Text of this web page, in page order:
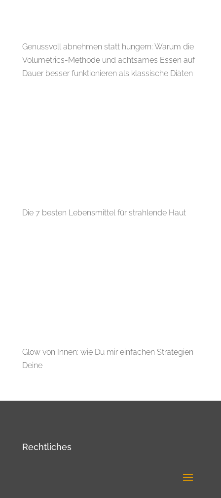
Genussvoll abnehmen statt hungern: Warum die
Volumetrics-Methode und achtsames Essen auf
Dauer besser funktionieren als klassische Diäten
Die 7 besten Lebensmittel für strahlende Haut
Glow von Innen: wie Du mir einfachen Strategien
Deine
Rechtliches